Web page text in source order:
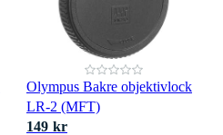
Olympus Bakre objektivlock
LR-2 (MFT)
149 kr